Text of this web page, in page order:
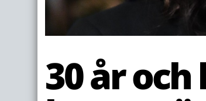
30 år